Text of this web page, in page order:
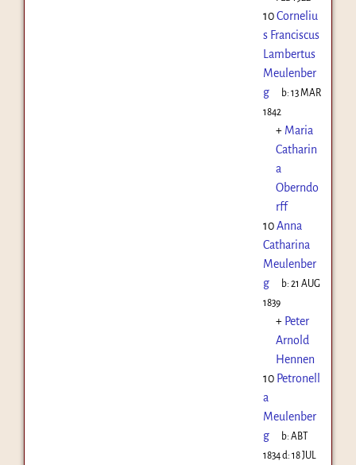
10Corneliu
s Franciscus
Lambertus
Meulenber
g
b:13 MAR
1842
+ Maria
Catharin
a
Oberndo
rff
10Anna
Catharina
Meulenber
g
b:21 AUG
1839
+ Peter
Arnold
Hennen
10 Petronell
a
Meulenber
g
b:ABT
1834d: 18 JUL